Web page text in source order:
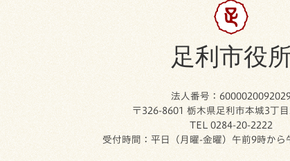
足利市役
法人番号：
〒326-8601 栃木県足利市本城3丁
TEL 0284-20-2222
受付時間：平日（月曜-金曜）午前9時から